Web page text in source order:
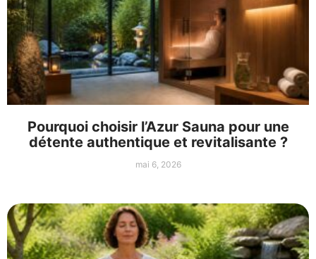
Pourquoi choisir l’Azur Sauna pour une
détente authentique et revitalisante ?
mai 6, 2026